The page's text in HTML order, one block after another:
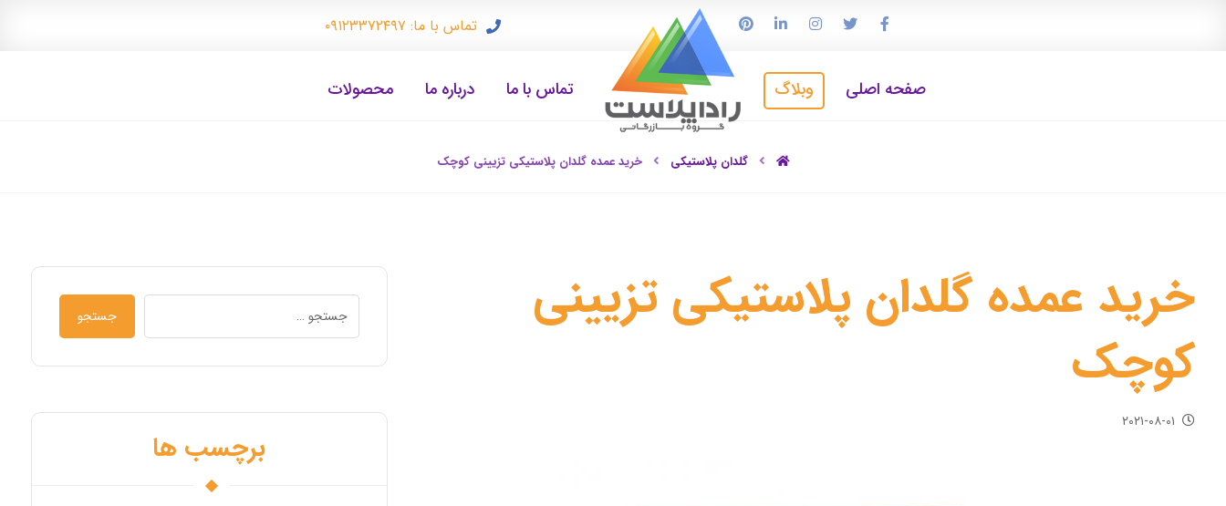
تماس با ما: ۰۹۱۲۳۳۷۲۴۹۷
تماس با ما درباره ما محصولات صفحه اصلی وبلاگ
گلدان پلاستیکی خرید عمده گلدان پلاستیکی تزیینی کوچک
خرید عمده گلدان پلاستیکی تزیینی
کوچک
۲۰۲۱-۰۸-۰۱
جستجو
برچسب ها